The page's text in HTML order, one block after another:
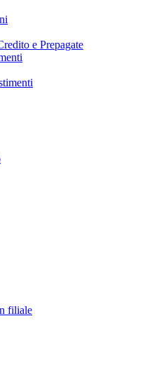
e Prepagate
filiale